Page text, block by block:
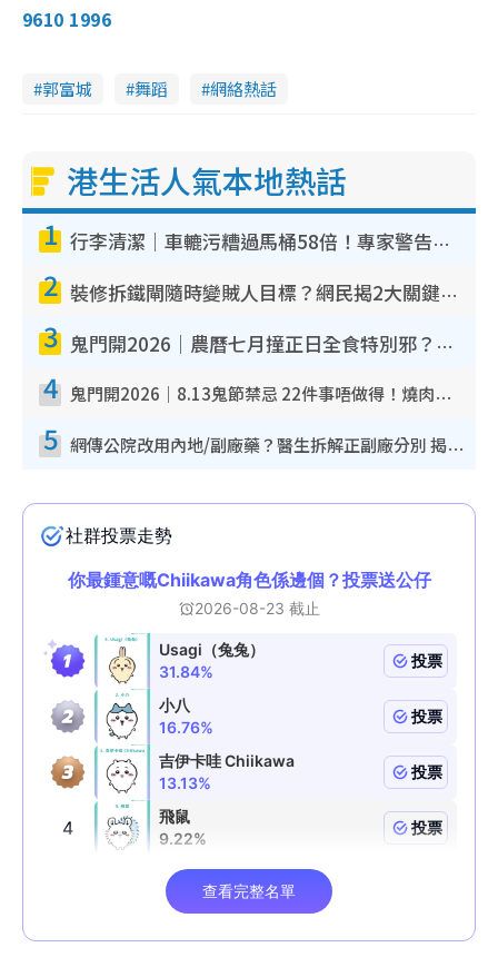
9610 1996
郭富城 舞蹈 網絡熱話
港生活人氣本地熱話
1 行李清潔｜車轆污糟過馬桶58倍！專家警告忌用酒精抹 教1招免污手除菌
2 裝修拆鐵閘隨時變賊人目標？網民揭2大關鍵用途：裝新式等於白裝？附新舊鐵閘分別
3 鬼門開2026｜農曆七月撞正日全食特別邪？專家警告切忌做一事！揭4大禁忌+2招保平安
4 鬼門開2026｜8.13鬼節禁忌 22件事唔做得！燒肉、刺身要少食？半夜勿吹口哨/打呢個電話
5 網傳公院改用內地/副廠藥？醫生拆解正副廠分別 揭4類人換藥隨時出事